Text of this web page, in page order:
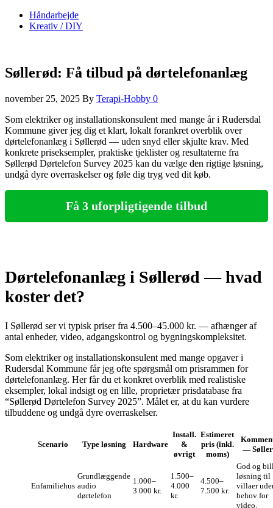
Håndarbejde
Kreativ / DIY
Søllerød: Få tilbud på dørtelefonanlæg
november 25, 2025 By Terapi-Hobby 0
Som elektriker og installationskonsulent med mange år i Rudersdal
Kommune giver jeg dig et klart, lokalt forankret overblik over
dørtelefonanlæg i Søllerød — uden snyd eller skjulte krav. Med
konkrete priseksempler, praktiske tjeklister og resultaterne fra
Søllerød Dørtelefon Survey 2025 kan du vælge den rigtige løsning,
undgå dyre overraskelser og føle dig tryg ved dit køb.
Få 3 uforpligtigende tilbud
Dørtelefonanlæg i Søllerød — hvad
koster det?
I Søllerød ser vi typisk priser fra 4.500–45.000 kr. — afhænger af
antal enheder, video, adgangskontrol og bygningskompleksitet.
Som elektriker og installationskonsulent med mange opgaver i
Rudersdal Kommune får jeg ofte spørgsmål om prisrammen for
dørtelefonanlæg. Her får du et konkret overblik med realistiske
eksempler, lokal indsigt og en lille, proprietær prisdatabase fra
“Søllerød Dørtelefon Survey 2025”. Målet er, at du kan vurdere
tilbuddene og undgå dyre overraskelser.
Scenario Type løsning Hardware
Install.
&
øvrigt
Estimeret
pris (inkl.
moms)
—
Enfamiliehus
Grundlæggende
audio
dørtelefon
1.000–
3.000 kr.
1.500–
4.000
kr.
4.500–
7.500 kr.
God og
løsning til
villaer
behov for
video.